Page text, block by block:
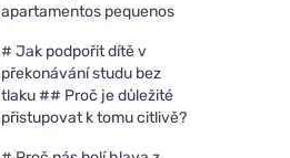
apartamentos pequenos
# Jak podpořit dítě v
překonávání studu bez
tlaku ## Proč je důležité
přistupovat k tomu citlivě?